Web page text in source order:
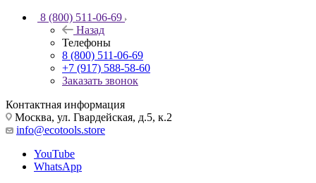
8 (800) 511-06-69
Назад
Телефоны
8 (800) 511-06-69
+7 (917) 588-58-60
Заказать звонок
Контактная информация
Москва, ул. Гвардейская, д.5, к.2
info@ecotools.store
YouTube
WhatsApp